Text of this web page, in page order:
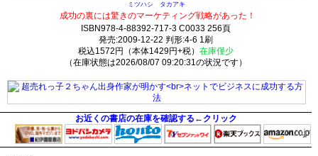
ミツハシ タカアキ
成功の裏には驚きのマーケティング戦略があった！
ISBN978-4-88392-717-3 C0033 256頁
発売:2009-12-22 判形:4-6 1刷
税込1572円（本体1429円+税）在庫僅少
（在庫状態は2026/08/07 09:20:31の状況です）
お近くの書店の在庫を確認する←クリック